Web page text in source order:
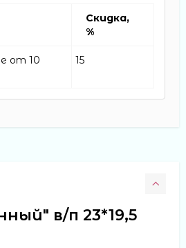
Скидка,
%
от 10
15
в/п 23*19,5